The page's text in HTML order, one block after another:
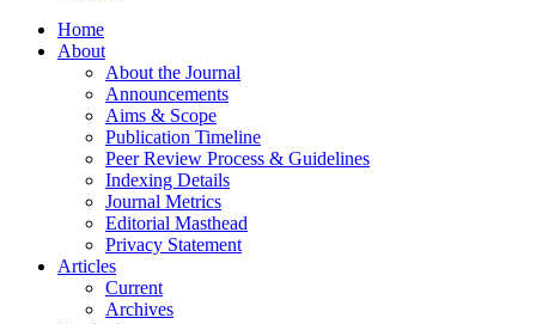
Home
About
About the Journal
Announcements
Aims & Scope
Publication Timeline
Peer Review Process & Guidelines
Indexing Details
Journal Metrics
Editorial Masthead
Privacy Statement
Articles
Current
Archives